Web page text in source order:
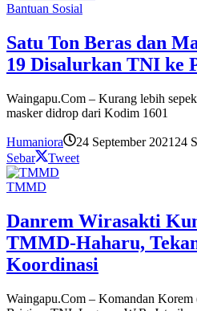
Bantuan Sosial
Satu Ton Beras dan
19 Disalurkan TNI ke
Waingapu.Com – Kurang lebih
masker didrop dari Kodim 1601
Humaniora 24 September 2021 24
Sebar
Tweet
TMMD
Danrem Wirasakti
TMMD-Haharu,
Koordinasi
Waingapu.Com – Komandan